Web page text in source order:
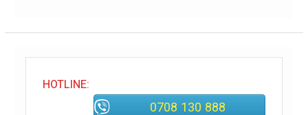
HOTLINE:
0708 130 888